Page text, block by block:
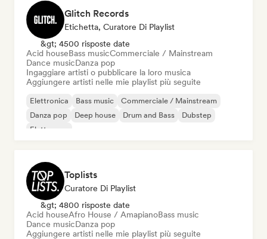
Glitch Records
Etichetta, Curatore Di Playlist
&gt; 4500 risposte date
Acid houseBass musicCommerciale / Mainstream
Dance musicDanza pop
Ingaggiare artisti o pubblicare la loro musica
Aggiungere artisti nelle mie playlist più seguite
Elettronica Bass music
Commerciale / Mainstream
Danza pop
Deep house Drum and Bass
Dubstep
Elettropop
Toplists
Curatore Di Playlist
&gt; 4800 risposte date
Acid houseAfro House / AmapianoBass music
Dance musicDanza pop
Aggiungere artisti nelle mie playlist più seguite